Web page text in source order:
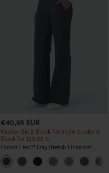
€40,95 EUR
Kaufen Sie 2 Stück für 61,54 € oder 4
Stück für 123,08 €.
Halara Flex™ DayStretch Hose mit
mittlerer Bundhöhe, seitlicher
Reißverschlusstasche und
Work‑Flare‑Schnitt